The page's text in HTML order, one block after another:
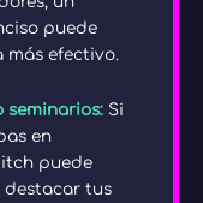
puede
más efectivo.
seminarios: Si
en
puede
destacar tus